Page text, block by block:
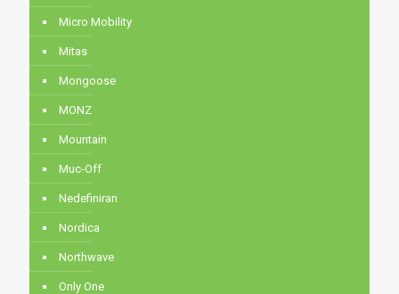
Micro Mobility
Mitas
Mongoose
MONZ
Mountain
Muc-Off
Nedefiniran
Nordica
Northwave
Only One